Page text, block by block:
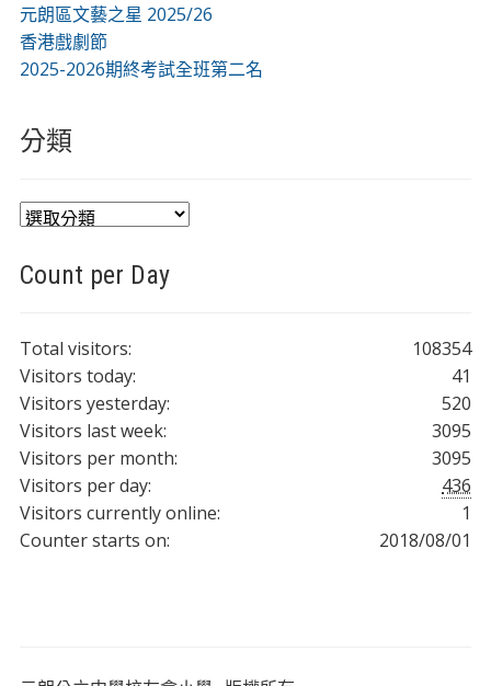
元朗區文藝之星 2025/26
香港戲劇節
2025-2026期終考試全班第二名
分類
分
Count per Day
108354
Total visitors:
41
Visitors today:
520
Visitors yesterday:
3095
Visitors last week:
3095
Visitors per month:
436
Visitors per day:
1
Visitors currently online:
2018/08/01
Counter starts on: